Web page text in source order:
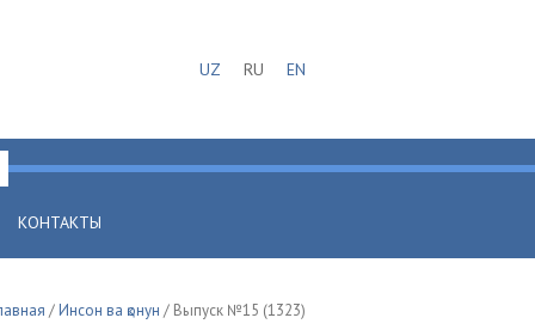
UZ RU EN
КОНТАКТЫ
/Инсон ва қонун / Выпуск №15 (1323)